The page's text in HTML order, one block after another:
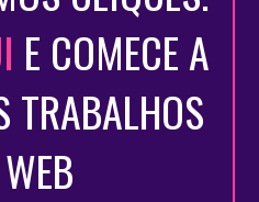
E COMECE A
TRABALHOS